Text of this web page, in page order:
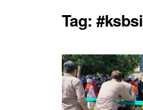
Tag:#ksbsi